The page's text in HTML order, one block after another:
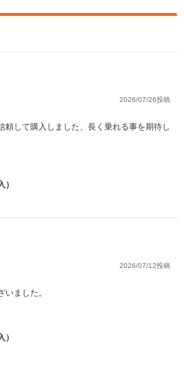
2026/07/26投稿
頼して購入しました、長く乗れる事を期待し
2026/07/12投稿
ました。